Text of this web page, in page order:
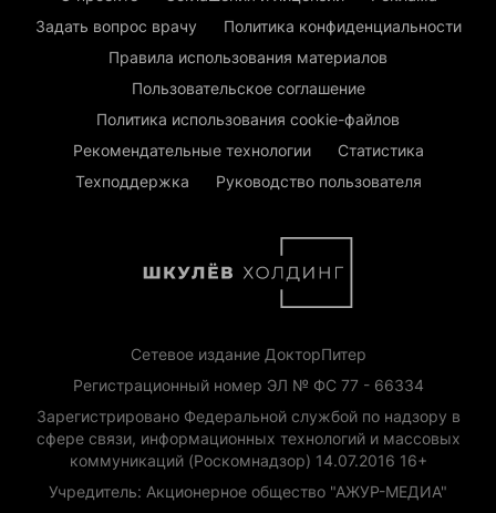
Задать вопрос врачу
Политика конфиденциальности
Правила использования материалов
Пользовательское соглашение
Политика использования cookie-файлов
Рекомендательные технологии
Статистика
Техподдержка
Руководство пользователя
Сетевое издание ДокторПитер
Регистрационный номер ЭЛ № ФС 77 - 66334
Зарегистрировано Федеральной службой по надзору в
сфере связи, информационных технологий и массовых
коммуникаций (Роскомнадзор) 14.07.2016 16+
Учредитель: Акционерное общество "АЖУР-МЕДИА"